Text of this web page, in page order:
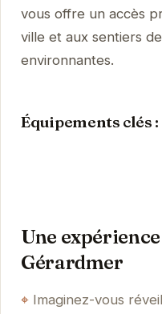
vous offre un accès
ville et aux sentiers
environnantes.
Équipements clés :
Une
Gérardmer
Imaginez-vous